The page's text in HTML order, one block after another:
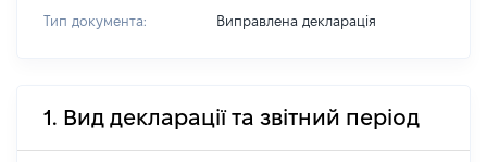
Тип документа: Виправлена декларація
1. Вид декларації та звітний період